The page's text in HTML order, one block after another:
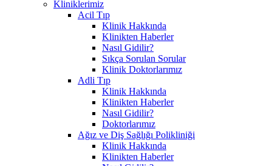
Kliniklerimiz
Acil Tıp
Klinik Hakkında
Klinikten Haberler
Nasıl Gidilir?
Sıkça Sorulan Sorular
Klinik Doktorlarımız
Adli Tıp
Klinik Hakkında
Klinikten Haberler
Nasıl Gidilir?
Doktorlarımız
Ağız ve Diş Sağlığı Polikliniği
Klinik Hakkında
Klinikten Haberler